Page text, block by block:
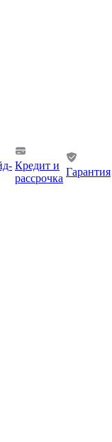
Кредит и
рассрочка
Гарантия